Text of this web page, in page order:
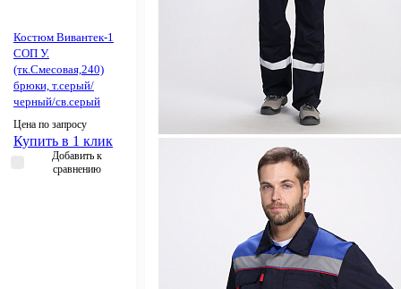
Костюм Вивантек-1
СОП У.
(тк.Смесовая,240)
брюки, т.серый/
черный/св.серый
Цена по запросу
Купить в 1 клик
Добавить к
сравнению